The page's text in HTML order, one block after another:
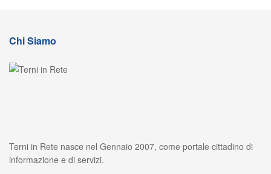
Chi Siamo
Terni in Rete nasce nel Gennaio 2007, come portale cittadino di
informazione e di servizi.